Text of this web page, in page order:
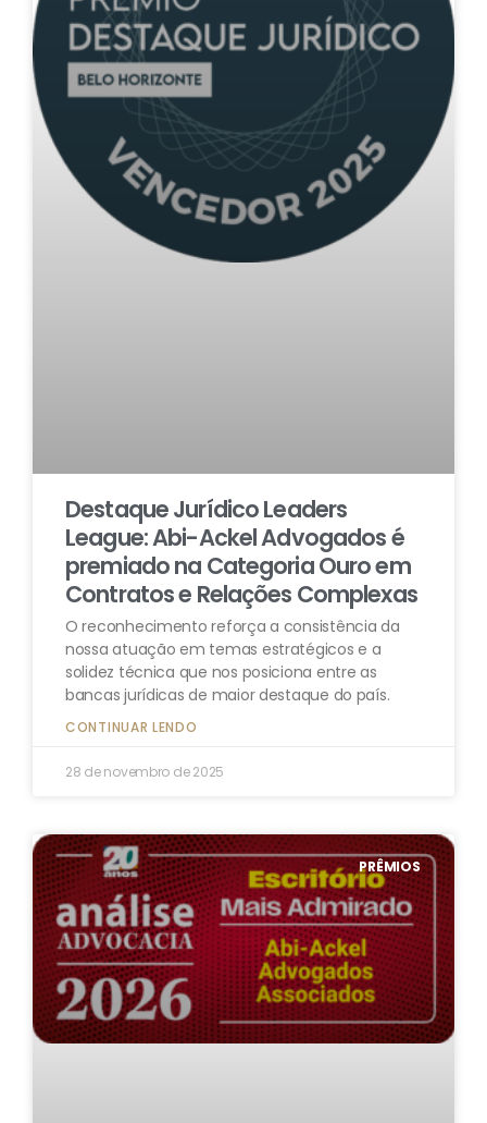
Destaque Jurídico Leaders
League: Abi-Ackel Advogados é
premiado na Categoria Ouro em
Contratos e Relações Complexas
O reconhecimento reforça a consistência da
nossa atuação em temas estratégicos e a
solidez técnica que nos posiciona entre as
bancas jurídicas de maior destaque do país.
CONTINUAR LENDO
28 de novembro de 2025
PRÊMIOS